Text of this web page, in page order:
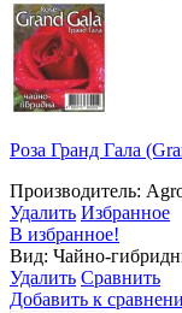
Роза Гранд Гала
Производитель:
Удалить Избранное
В избранное!
Вид: Чайно-
Удалить Сравнить
Добавить к